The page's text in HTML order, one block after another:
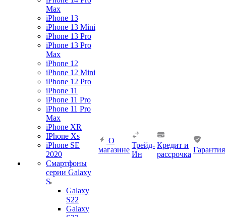
Max
iPhone 13
iPhone 13 Mini
iPhone 13 Pro
iPhone 13 Pro
Max
iPhone 12
iPhone 12 Mini
iPhone 12 Pro
iPhone 11
iPhone 11 Pro
iPhone 11 Pro
Max
iPhone XR
IPhone Xs
iPhone SE
2020
Смартфоны
серии Galaxy
S
Galaxy
S22
Galaxy
О
магазине
Трейд-
Ин
Кредит и
рассрочка
Гарантия